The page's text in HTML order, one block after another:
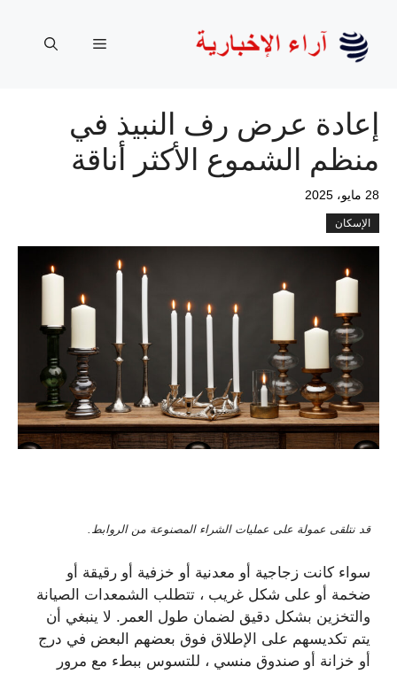
المحتوى
القائمة
إعادة عرض رف النبيذ في
منظم الشموع الأكثر أناقة
28 مايو، 2025
الإسكان
قد نتلقى عمولة على عمليات الشراء المصنوعة من الروابط.
سواء كانت زجاجية أو معدنية أو خزفية أو رقيقة أو
ضخمة أو على شكل غريب ، تتطلب الشمعدات الصيانة
والتخزين بشكل دقيق لضمان طول العمر. لا ينبغي أن
يتم تكديسهم على الإطلاق فوق بعضهم البعض في درج
أو خزانة أو صندوق منسي ، للتسوس ببطء مع مرور